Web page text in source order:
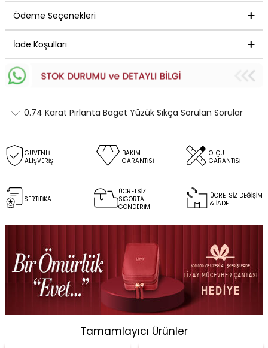
Ödeme Seçenekleri
İade Koşulları
0.74 Karat Pırlanta Baget Yüzük Sıkça Sorulan Sorular
GÜVENLİ
ALIŞVERİŞ
BAKIM
GARANTİSİ
ÖLÇÜ
GARANTİSİ
SERTİFİKA
ÜCRETSİZ
SİGORTALI
GÖNDERİM
ÜCRETSİZ DEĞİŞİM
& İADE
Tamamlayıcı Ürünler